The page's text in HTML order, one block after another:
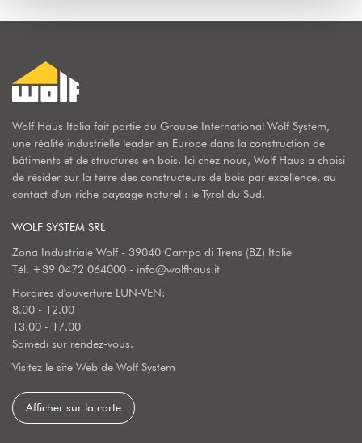
Wolf Haus Italia fait partie du Groupe International Wolf System,
une réalité industrielle leader en Europe dans la construction de
bâtiments et de structures en bois. Ici chez nous, Wolf Haus a choisi
de résider sur la terre des constructeurs de bois par excellence, au
contact d'un riche paysage naturel : le Tyrol du Sud.
WOLF SYSTEM SRL
Zona Industriale Wolf - 39040 Campo di Trens (BZ) Italie
Tél. +39 0472 064000 - info@wolfhaus.it
Horaires d'ouverture LUN-VEN:
8.00 - 12.00
13.00 - 17.00
Samedi sur rendez-vous.
Visitez le site Web de Wolf System
Afficher sur la carte